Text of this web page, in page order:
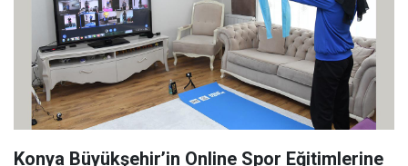
Konya Büyükşehir’in Online Spor Eğitimlerine